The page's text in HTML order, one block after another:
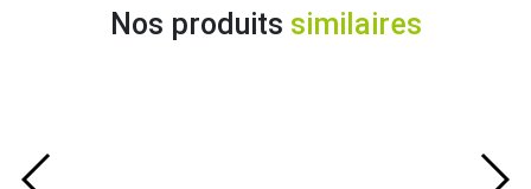
Nos produits similaires